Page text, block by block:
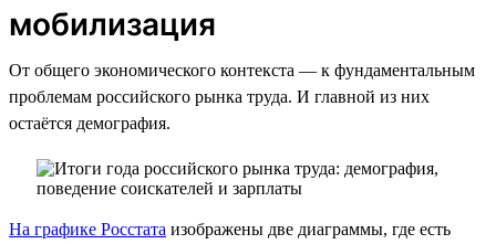
мобилизация
От общего экономического контекста — к фундаментальным
проблемам российского рынка труда. И главной из них
остаётся демография.
На графике Росстата изображены две диаграммы, где есть